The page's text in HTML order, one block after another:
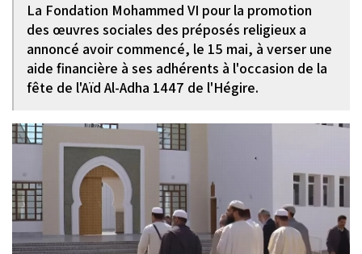
La Fondation Mohammed VI pour la promotion
des œuvres sociales des préposés religieux a
annoncé avoir commencé, le 15 mai, à verser une
aide financière à ses adhérents à l'occasion de la
fête de l'Aïd Al-Adha 1447 de l'Hégire.